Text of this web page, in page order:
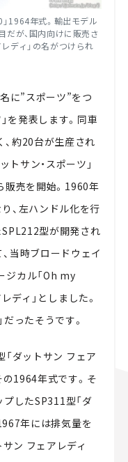
1964年式。輸出モデル
だが、国内向けに販売さ
ディ」の名がつけられ
に”スポーツ”をつ
を発表します。同車
約20台が生産され
トサン・スポーツ」
販売を開始。1960年
、左ハンドル化を行
型が開発され
当時ブロードウェイ
ジカル「Oh my
ディ」としました。
ったそうです。
ダットサン フェア
の1964年式です。そ
したSP311型「ダ
年には排気量を
ン フェアレディ